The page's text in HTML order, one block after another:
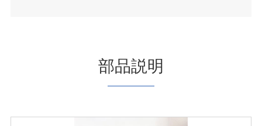
部品説明